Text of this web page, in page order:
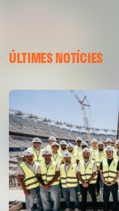
ÚLTIMES NOTÍCIES